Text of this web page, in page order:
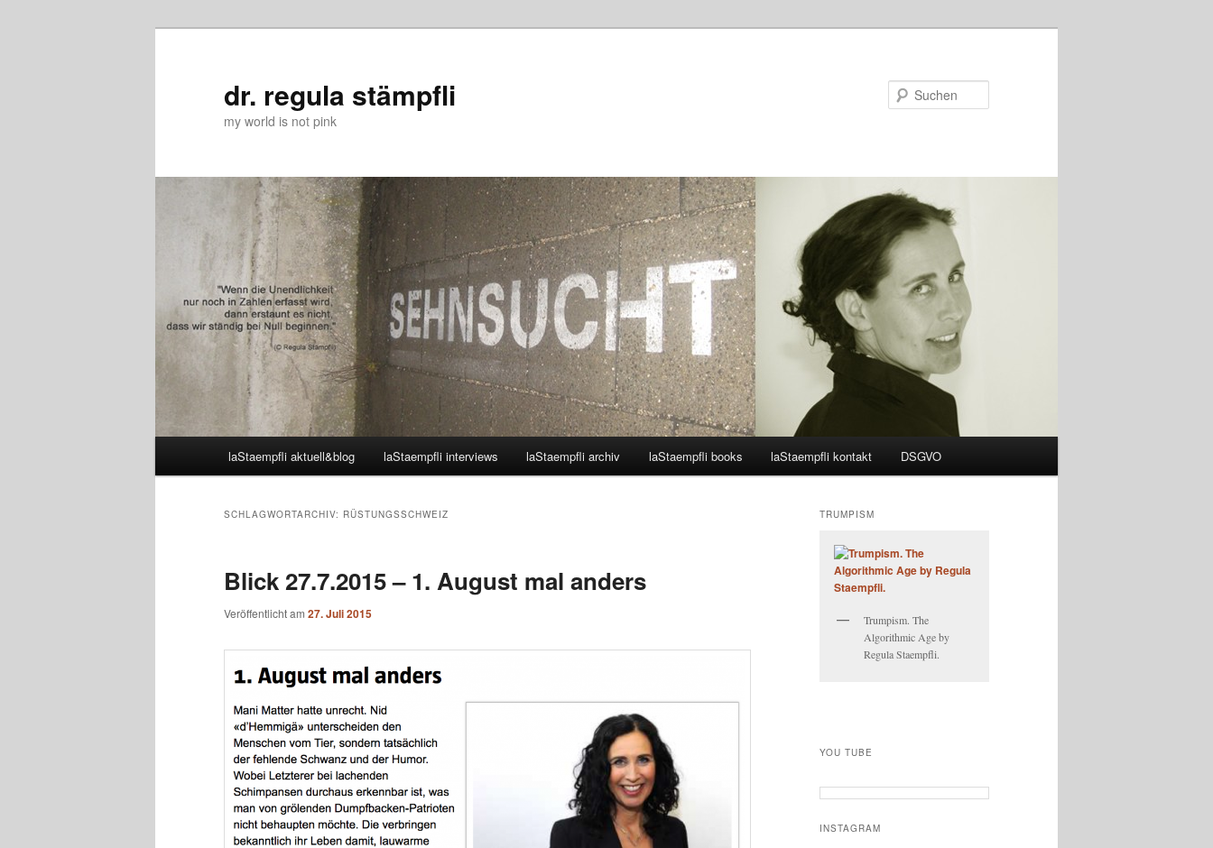
dr. regula stämpfli
my world is not pink
laStaempfli aktuell&blog laStaempfli interviews laStaempfli archiv laStaempfli books laStaempfli kontakt DSGVO
SCHLAGWORTARCHIV: RÜSTUNGSSCHWEIZ
Blick 27.7.2015 – 1. August mal anders
Veröffentlicht am 27. Juli 2015
TRUMPISM
Trumpism. The
Algorithmic Age by
Regula Staempfli.
YOU TUBE
INSTAGRAM